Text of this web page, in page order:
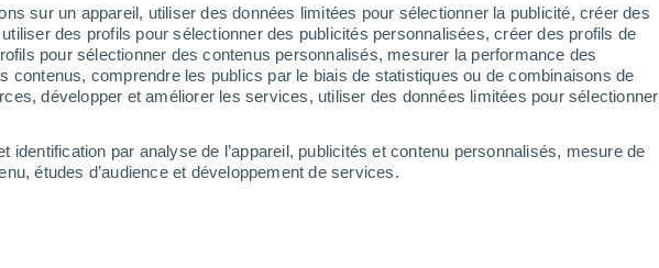
sur un appareil, utiliser des données limitées pour sélectionner la publicité, créer des
des profils pour sélectionner des publicités personnalisées, créer des profils de
pour sélectionner des contenus personnalisés, mesurer la performance des
contenus, comprendre les publics par le biais de statistiques ou de combinaisons de
développer et améliorer les services, utiliser des données limitées pour sélectionner
identification par analyse de l’appareil, publicités et contenu personnalisés, mesure de
études d’audience et développement de services.
Heredia
Leaflet